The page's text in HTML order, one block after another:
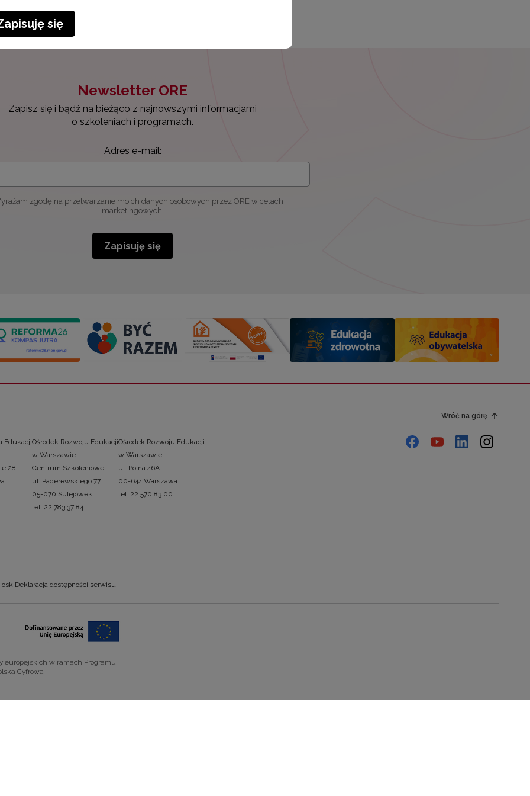
Newsletter ORE
Zapisz się i bądź na bieżąco z najnowszymi informacjami
o szkoleniach i programach.
Adres e-mail:
zgodę na przetwarzanie moich danych osobowych przez ORE w celach
marketingowych.
Zapisuję się
Wróć na górę
Edukacji
28
Ośrodek Rozwoju Edukacji
w Warszawie
Centrum Szkoleniowe
ul. Paderewskiego 77
05-070 Sulejówek
tel. 22 783 37 84
Ośrodek Rozwoju Edukacji
w Warszawie
ul. Polna 46A
00-644 Warszawa
tel. 22 570 83 00
Deklaracja dostępności serwisu
europejskich w ramach Programu
Cyfrowa
się